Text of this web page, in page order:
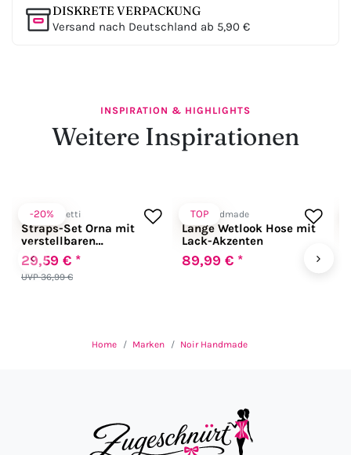
DISKRETE VERPACKUNG
Versand nach Deutschland ab 5,90 €
INSPIRATION & HIGHLIGHTS
Weitere Inspirationen
‹
-20%
LivCo Corsetti
Straps-Set Orna mit
verstellbaren
Strumpfhaltern schwarz
UVP 36,99 €
29,59 € *
TOP
Noir Handmade
Lange Wetlook Hose mit
Lack-Akzenten
89,99 € * ›
Home Marken Noir Handmade